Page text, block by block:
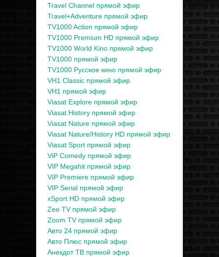
Travel Channel прямой эфир
Travel+Adventure прямой эфир
TV1000 Action прямой эфир
TV1000 Premium HD прямой эфир
TV1000 World Kino прямой эфир
TV1000 прямой эфир
TV1000 Русское кино прямой эфир
VH1 Classic прямой эфир
VH1 прямой эфир
Viasat Explore прямой эфир
Viasat History прямой эфир
Viasat Nature прямой эфир
Viasat Nature/History HD прямой эфир
Viasat Sport прямой эфир
ViP Comedy прямой эфир
VIP Megahit прямой эфир
VIP Premiere прямой эфир
VIP Serial прямой эфир
xSport HD прямой эфир
Zee TV прямой эфир
Zoom TV прямой эфир
Авто 24 прямой эфир
Авто Плюс прямой эфир
Анекдот ТВ прямой эфир